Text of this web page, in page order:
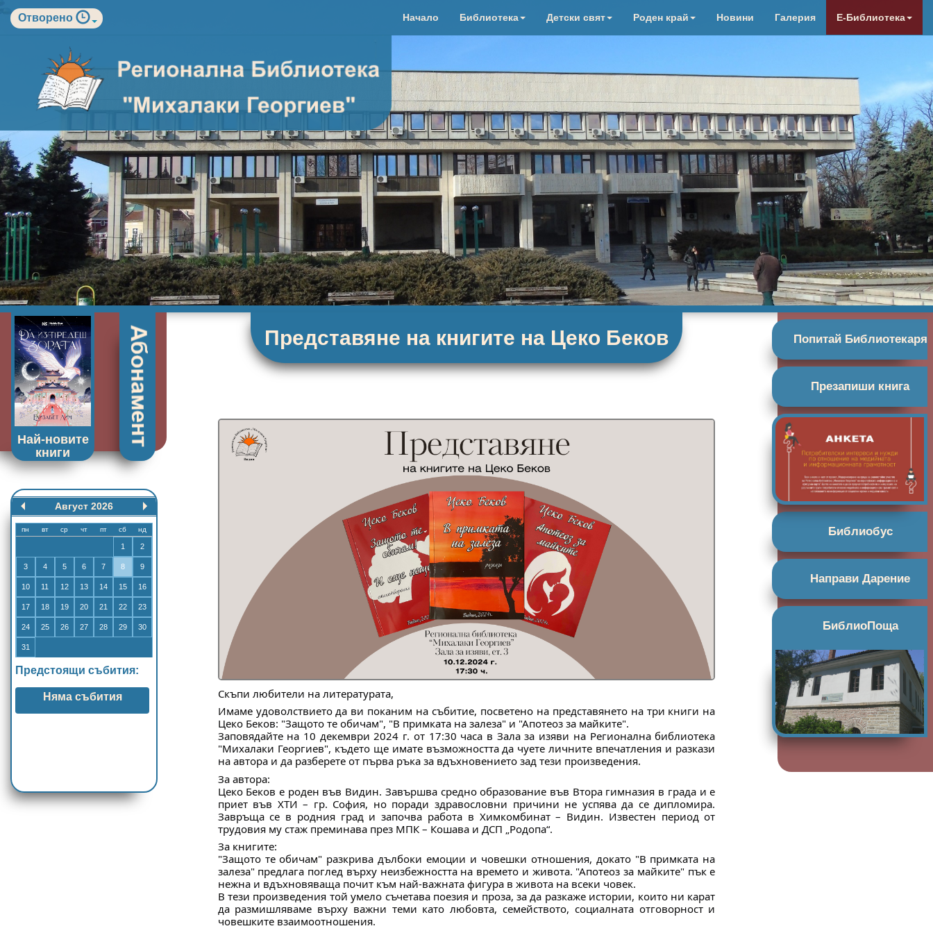
Отворено Начало Библиотека Детски свят Роден край Новини Галерия Е-Библиотека
Най-новите
книги
Август 2026
пн вт ср чт пт сб нд
1 2
3 4 5 6 7 8 9
10 11 12 13 14 15 16
17 18 19 20 21 22 23
24 25 26 27 28 29 30
31
Предстоящи събития:
Няма събития
Представяне на книгите на Цеко Беков
Скъпи любители на литературата,
Имаме удоволствието да ви поканим на събитие, посветено на представянето на три книги на
Цеко Беков: "Защото те обичам", "В примката на залеза" и "Апотеоз за майките".
Заповядайте на 10 декември 2024 г. от 17:30 часа в Зала за изяви на Регионална библиотека
"Михалаки Георгиев", където ще имате възможността да чуете личните впечатления и разкази
на автора и да разберете от първа ръка за вдъхновението зад тези произведения.
За автора:
Цеко Беков е роден във Видин. Завършва средно образование във Втора гимназия в града и е
приет във ХТИ – гр. София, но поради здравословни причини не успява да се дипломира.
Завръща се в родния град и започва работа в Химкомбинат – Видин. Известен период от
трудовия му стаж преминава през МПК – Кошава и ДСП „Родопа“.
За книгите:
"Защото те обичам" разкрива дълбоки емоции и човешки отношения, докато "В примката на
залеза" предлага поглед върху неизбежността на времето и живота. "Апотеоз за майките" пък е
нежна и вдъхновяваща почит към най-важната фигура в живота на всеки човек.
В тези произведения той умело съчетава поезия и проза, за да разкаже истории, които ни карат
да размишляваме върху важни теми като любовта, семейството, социалната отговорност и
човешките взаимоотношения.
Попитай Библиотекаря
Презапиши книга
Библиобус
Направи Дарение
БиблиоПоща